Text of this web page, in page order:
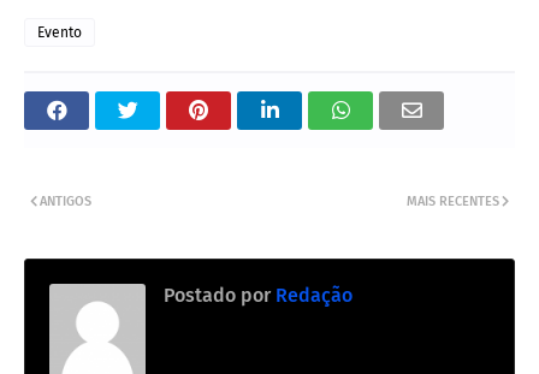
Evento
MAIS RECENTES
ANTIGOS
Postado por Redação